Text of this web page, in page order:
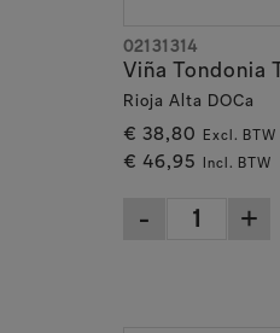
Viña Tondonia
Rioja Alta DOCa
€ 38,80 Excl. BTW
€ 46,95 Incl. BTW
02131314